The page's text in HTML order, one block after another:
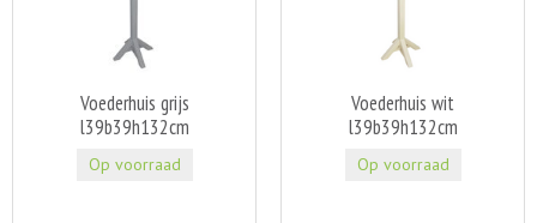
Voederhuis grijs
l39b39h132cm
Op voorraad
Voederhuis wit
l39b39h132cm
Op voorraad